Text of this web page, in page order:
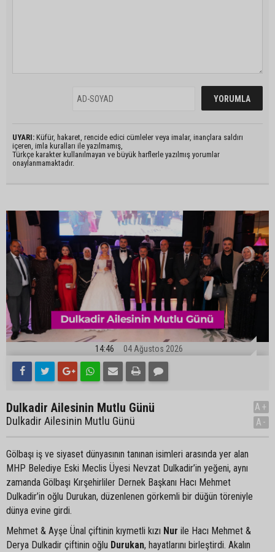
UYARI: Küfür, hakaret, rencide edici cümleler veya imalar, inançlara saldırı
içeren, imla kuralları ile yazılmamış,
Türkçe karakter kullanılmayan ve büyük harflerle yazılmış yorumlar
onaylanmamaktadır.
14:46 04 Ağustos 2026
Dulkadir Ailesinin Mutlu Günü
Dulkadir Ailesinin Mutlu Günü
A+
A-
Gölbaşı iş ve siyaset dünyasının tanınan isimleri arasında yer alan
MHP Belediye Eski Meclis Üyesi Nevzat Dulkadir’in yeğeni, aynı
zamanda Gölbaşı Kırşehirliler Dernek Başkanı Hacı Mehmet
Dulkadir’in oğlu Durukan, düzenlenen görkemli bir düğün töreniyle
dünya evine girdi.
Mehmet & Ayşe Ünal çiftinin kıymetli kızı Nur ile Hacı Mehmet &
Derya Dulkadir çiftinin oğlu Durukan, hayatlarını birleştirdi. Akalın